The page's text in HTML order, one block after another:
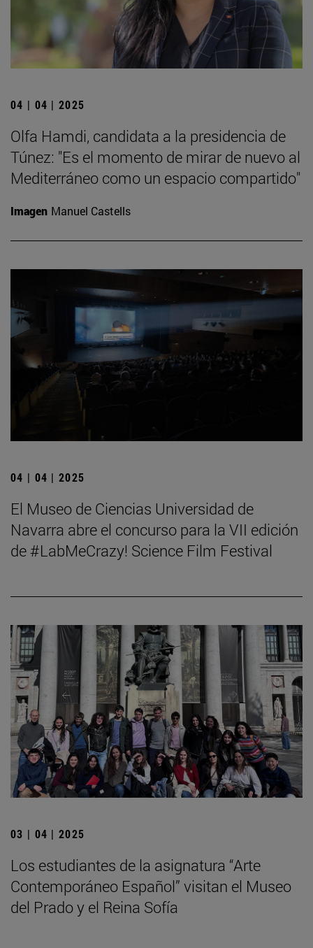
04 | 04 | 2025
Olfa Hamdi, candidata a la presidencia de
Túnez: "Es el momento de mirar de nuevo al
Mediterráneo como un espacio compartido"
Imagen Manuel Castells
04 | 04 | 2025
El Museo de Ciencias Universidad de
Navarra abre el concurso para la VII edición
de #LabMeCrazy! Science Film Festival
03 | 04 | 2025
Los estudiantes de la asignatura “Arte
Contemporáneo Español” visitan el Museo
del Prado y el Reina Sofía